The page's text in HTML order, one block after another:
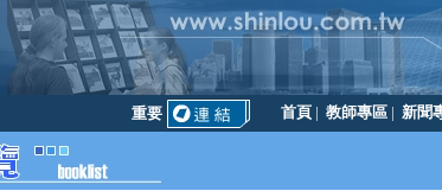
重要訊息！訂書不能刷卡、不能貨到付款
首頁 | 教師專區 | 新聞